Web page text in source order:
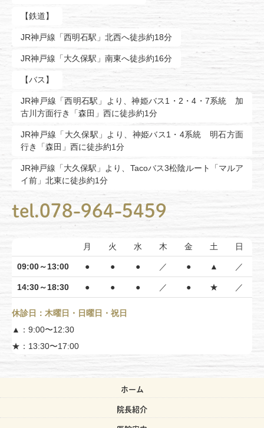
【鉄道】
JR神戸線「西明石駅」北西へ徒歩約18分
JR神戸線「大久保駅」南東へ徒歩約16分
【バス】
JR神戸線「西明石駅」より、神姫バス1・2・4・7系統 加
古川方面行き「森田」西に徒歩約1分
JR神戸線「大久保駅」より、神姫バス1・4系統 明石方面
行き「森田」西に徒歩約1分
JR神戸線「大久保駅」より、Tacoバス3松陰ルート「マルア
イ前」北東に徒歩約1分
tel.078-964-5459
月 火 水 木 金 土 日
09:00～13:00 ● ● ● ／ ● ▲ ／
14:30～18:30 ● ● ● ／ ● ★ ／
休診日：木曜日・日曜日・祝日
▲：9:00〜12:30
★：13:30〜17:00
ホーム
院長紹介